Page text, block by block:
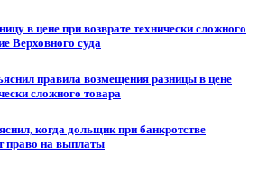
в цене при возврате технически сложного
Верховного суда
правила возмещения разницы в цене
сложного товара
когда дольщик при банкротстве
право на выплаты